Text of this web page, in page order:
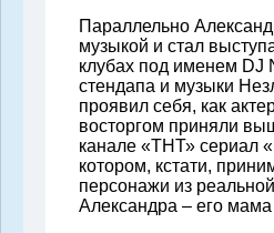
Параллельно
музыкой и стал
клубах под именем DJ
стендапа и музыки
проявил себя, как
восторгом приняли
канале «ТНТ» сериал
котором, кстати,
персонажи из
Александра – его мама